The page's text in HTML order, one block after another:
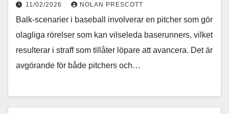
11/02/2026 NOLAN PRESCOTT
Balk-scenarier i baseball involverar en pitcher som gör
olagliga rörelser som kan vilseleda baserunners, vilket
resulterar i straff som tillåter löpare att avancera. Det är
avgörande för både pitchers och…